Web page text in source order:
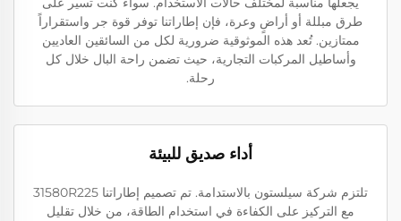
طرق مبللة أو أراضٍ وعرة، فإن إطاراتنا توفر قوة جر واستقراراً
ممتازين. تُعد هذه الموثوقية ضرورية لكل من السائقين العاديين
وأساطيل المركبات التجارية، حيث تضمن راحة البال خلال كل
رحلة.
أداء صديق للبيئة
تلتزم شركة سيلستون بالاستدامة. تم تصميم إطاراتنا 31580R225
مع التركيز على الكفاءة في استخدام الطاقة، من خلال تقليل